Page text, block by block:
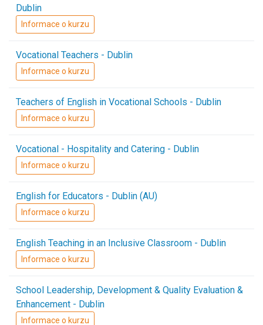
Dublin
Informace o kurzu
Vocational Teachers - Dublin
Informace o kurzu
Teachers of English in Vocational Schools - Dublin
Informace o kurzu
Vocational - Hospitality and Catering - Dublin
Informace o kurzu
English for Educators - Dublin (AU)
Informace o kurzu
English Teaching in an Inclusive Classroom - Dublin
Informace o kurzu
School Leadership, Development & Quality Evaluation &
Enhancement - Dublin
Informace o kurzu